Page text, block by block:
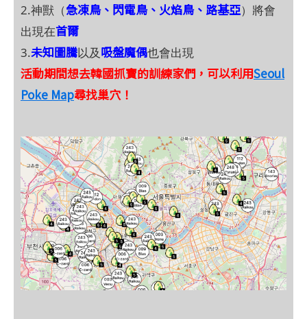
2.神獸（急凍鳥、閃電鳥、火焰鳥、路基亞）將會
出現在首爾
3.未知圖騰以及吸盤魔偶也會出現
活動期間想去韓國抓寶的訓練家們，可以利用Seoul
Poke Map尋找巢穴！